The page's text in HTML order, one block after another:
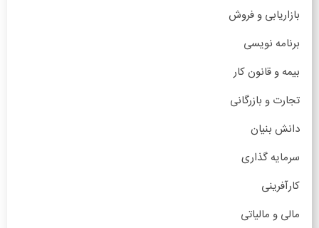
بازاریابی و فروش
برنامه نویسی
بیمه و قانون کار
تجارت و بازرگانی
دانش بنیان
سرمایه گذاری
کارآفرینی
مالی و مالیاتی